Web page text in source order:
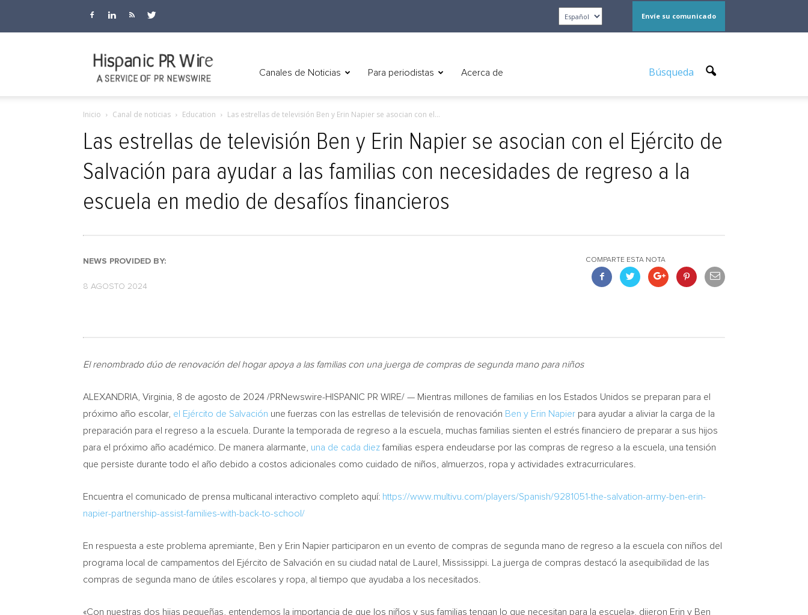
Envíe su comunicado
Canales de Noticias Para periodistas Acerca de Búsqueda
Inicio Canal de noticias Education Las estrellas de televisión Ben y Erin Napier se asocian con el...
Las estrellas de televisión Ben y Erin Napier se asocian con el Ejército de
Salvación para ayudar a las familias con necesidades de regreso a la
escuela en medio de desafíos financieros
NEWS PROVIDED BY:
8 AGOSTO 2024
COMPARTE ESTA NOTA
El renombrado dúo de renovación del hogar apoya a las familias con una juerga de compras de segunda mano para niños
ALEXANDRIA, Virginia 8 de agosto de 2024 /PRNewswire-HISPANIC PR WIRE/ — Mientras millones de familias en los Estados Unidos se preparan para el
próximo año escolar, el Ejército de Salvación une fuerzas con las estrellas de televisión de renovación Ben y Erin Napier para ayudar a aliviar la carga de la
preparación para el regreso a la escuela.
Durante la temporada de regreso a la escuela, muchas familias sienten el estrés financiero de preparar a sus hijos
para el próximo año académico. De manera alarmante, una de cada diezfamilias espera endeudarse por las compras de regreso a la escuela, una tensión
que persiste durante todo el año debido a costos adicionales como cuidado de niños, almuerzos, ropa y actividades extracurriculares.
Encuentra el comunicado de prensa multicanal interactivo completo aquí: https://www.multivu.com/players/Spanish/9281051-the-salvation-army-ben-erin-
napier-partnership-assist-families-with-back-to-school/
En respuesta a este problema apremiante, Ben y Erin Napier participaron en un evento de compras de segunda mano de regreso a la escuela con niños del
programa local de campamentos del Ejército de Salvación en su ciudad natal de
Laurel, Mississippi . La juerga de compras destacó la asequibilidad de las
compras de segunda mano de útiles escolares y ropa, al tiempo que ayudaba a los necesitados.
«Con nuestras dos hijas pequeñas, entendemos la importancia de que los niños y sus familias tengan lo que necesitan para la escuela», dijeron Erin y Ben